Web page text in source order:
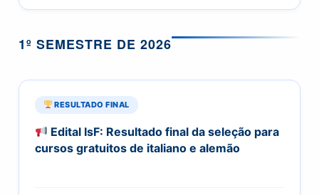
1º SEMESTRE DE 2026
RESULTADO FINAL
Edital IsF: Resultado final da seleção para
cursos gratuitos de italiano e alemão